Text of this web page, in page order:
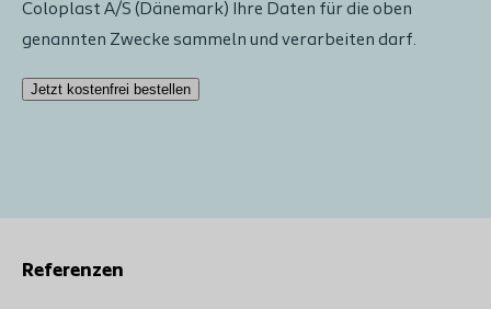
Coloplast A/S (Dänemark) Ihre Daten für die oben
genannten Zwecke sammeln und verarbeiten darf.
Jetzt kostenfrei bestellen
Referenzen